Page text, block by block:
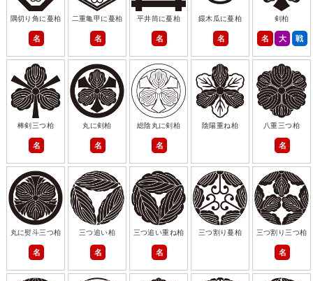
隅切り角に蔓柏
名
二重亀甲に蔓柏
名
平井筒に蔓柏
名
鐶木瓜に蔓柏
名
剣柏
名 大 戦
棒剣三つ柏
名
丸に剣柏
名
総陰丸に剣柏
名
陰陽重ね柏 八重三つ柏
名
丸に熨斗三つ柏
名
三つ追い柏
名
三つ追い重ね柏
名
三つ割り蔓柏 三つ割り三つ柏
名